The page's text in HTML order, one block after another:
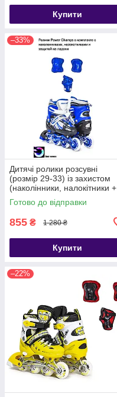
Купити
–33%
Дитячі ролики розсувні
(розмір 29-33) із захистом
(наколінники, налокітники +
захист на долоні)
Готово до відправки
855 ₴ 1 280 ₴
Купити
–22%